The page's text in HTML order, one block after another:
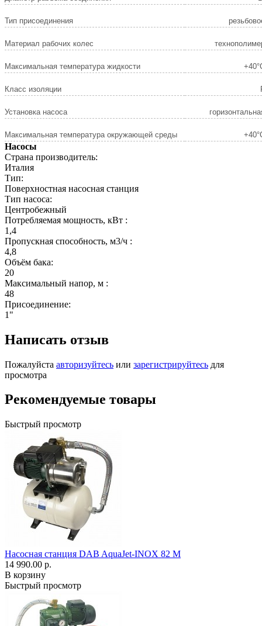
Тип присоединения
Материал рабочих колес
Максимальная температура жидкости
Класс изоляции
Установка насоса
Максимальная температура окружающей среды
Насосы
Страна производитель:
Италия
Тип:
Поверхностная насосная станция
Тип насоса:
Центробежный
Потребляемая мощность, кВт :
1,4
Пропускная способность, м3/ч :
4,8
Объём бака:
20
Максимальный напор, м :
48
Присоединение:
1"
Написать отзыв
Пожалуйста авторизуйтесь или зарегистрируйтесь для
просмотра
Рекомендуемые товары
Быстрый просмотр
Насосная станция DAB AquaJet-INOX 82 M
14 990.00 р.
В корзину
Быстрый просмотр